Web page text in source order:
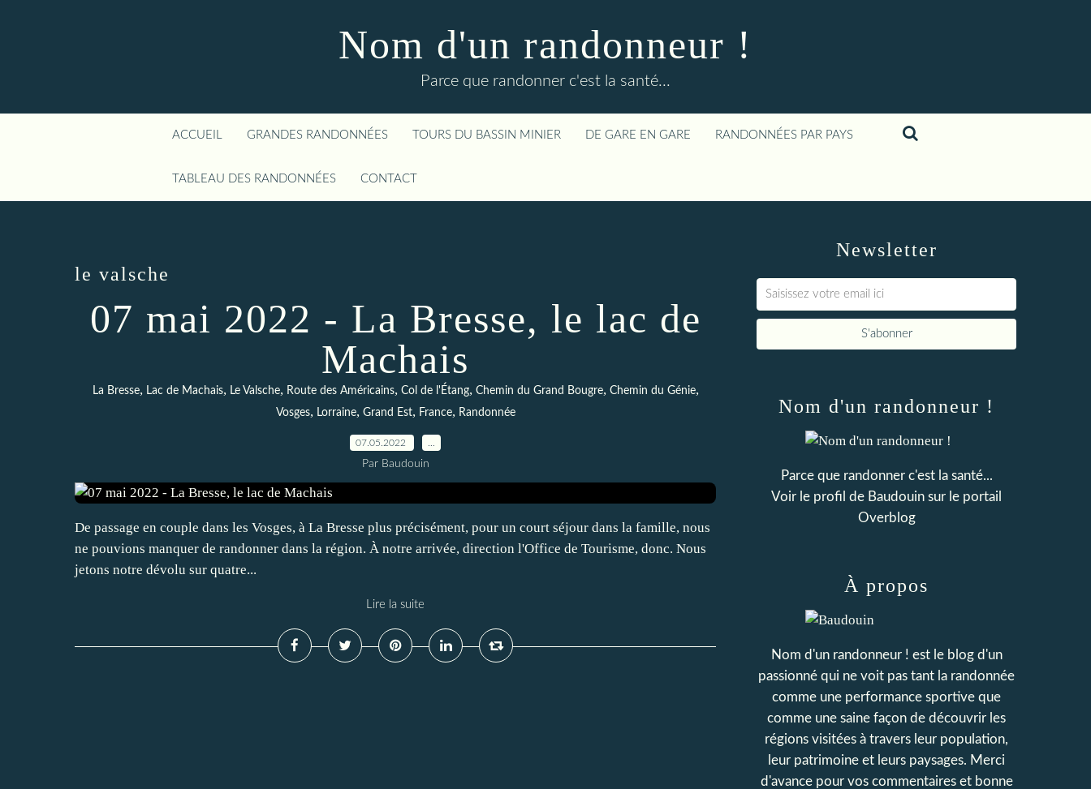
Nom d'un randonneur !
Parce que randonner c'est la santé...
ACCUEIL GRANDES RANDONNÉES TOURS DU BASSIN MINIER DE GARE EN GARE RANDONNÉES PAR PAYS
TABLEAU DES RANDONNÉES CONTACT
le valsche
07 mai 2022 - La Bresse, le lac de
Machais
La Bresse, Lac de Machais, Le Valsche, Route des Américains, Col de l'Étang, Chemin du Grand Bougre, Chemin du Génie,
Vosges, Lorraine, Grand Est, France, Randonnée
07.05.2022
Par Baudouin
De passage en couple dans les Vosges, à La Bresse plus précisément, pour un court séjour dans la famille, nous
ne pouvions manquer de randonner dans la région. À notre arrivée, direction l'Office de Tourisme, donc. Nous
jetons notre dévolu sur quatre...
Lire la suite
Newsletter
Nom d'un randonneur !
Parce que randonner c'est la santé...
Voir le profil de Baudouin sur le portail
Overblog
À propos
Nom d'un randonneur ! est le blog d'un
passionné qui ne voit pas tant la randonnée
comme une performance sportive que
comme une saine façon de découvrir les
régions visitées à travers leur population,
leur patrimoine et leurs paysages. Merci
d'avance pour vos commentaires et bonne